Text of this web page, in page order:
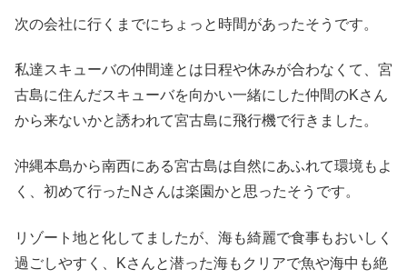
次の会社に行くまでにちょっと時間があったそうです。
私達スキューバの仲間達とは日程や休みが合わなくて、宮
古島に住んだスキューバを向かい一緒にした仲間のKさん
から来ないかと誘われて宮古島に飛行機で行きました。
沖縄本島から南西にある宮古島は自然にあふれて環境もよ
く、初めて行ったNさんは楽園かと思ったそうです。
リゾート地と化してましたが、海も綺麗で食事もおいしく
過ごしやすく、Kさんと潜った海もクリアで魚や海中も絶